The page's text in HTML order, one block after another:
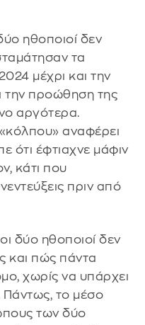
ηθοποιοί δεν
τα
μέχρι και την
την προώθηση της
αργότερα.
αναφέρει
ότι έφτιαχνε μάφιν
κάτι που
πριν από
δύο ηθοποιοί δεν
και πώς πάντα
χωρίς να υπάρχει
Πάντως, το μέσο
των δύο